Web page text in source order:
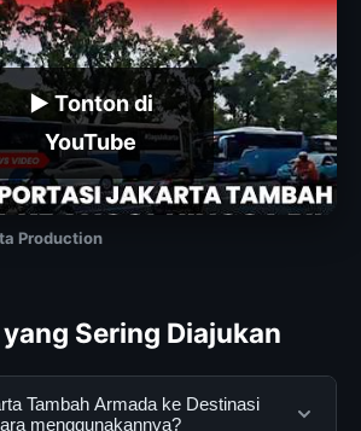
▶ Tonton di
YouTube
Production
Sering Diajukan
Tambah Armada ke Destinasi
menggunakannya?